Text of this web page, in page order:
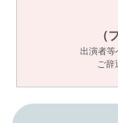
（
出演者等
ご辞